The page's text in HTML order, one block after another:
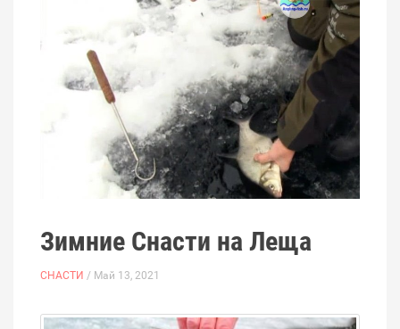
Зимние Снасти на Леща
СНАСТИ / Май 13, 2021